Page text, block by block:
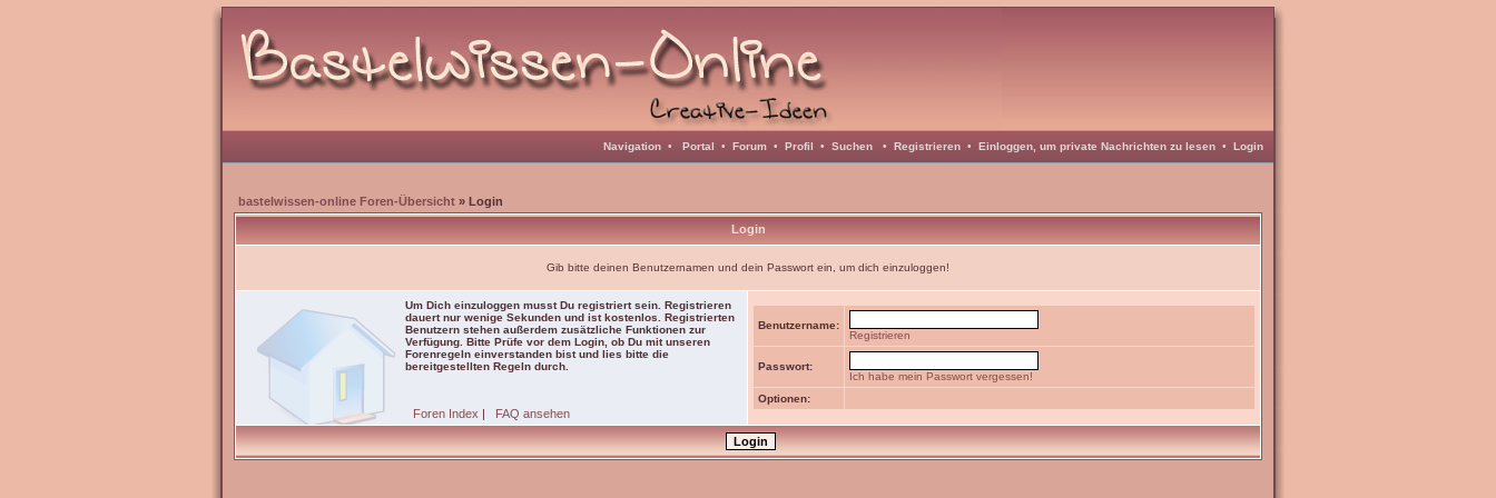
Navigation • Portal • Forum • Profil • Suchen • Registrieren • Einloggen, um private Nachrichten zu lesen • Login
bastelwissen-online Foren-Übersicht » Login
Login
Gib bitte deinen Benutzernamen und dein Passwort ein, um dich einzuloggen!
Um Dich einzuloggen musst Du registriert sein. Registrieren
dauert nur wenige Sekunden und ist kostenlos. Registrierten
Benutzern stehen außerdem zusätzliche Funktionen zur
Verfügung. Bitte Prüfe vor dem Login, ob Du mit unseren
Forenregeln einverstanden bist und lies bitte die
bereitgestellten Regeln durch.
Foren Index | FAQ ansehen
Benutzername:
Registrieren
Passwort:
Ich habe mein Passwort vergessen!
Optionen: